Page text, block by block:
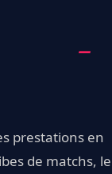
prestations en
de matchs, le